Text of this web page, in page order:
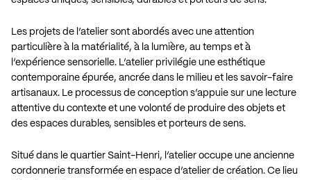
Les projets de l’atelier sont abordés avec une attention
particulière à la matérialité, à la lumière, au temps et à
l’expérience sensorielle. L’atelier privilégie une esthétique
contemporaine épurée, ancrée dans le milieu et les savoir-faire
artisanaux. Le processus de conception s’appuie sur une lecture
attentive du contexte et une volonté de produire des objets et
des espaces durables, sensibles et porteurs de sens.
Situé dans le quartier Saint-Henri, l’atelier occupe une ancienne
cordonnerie transformée en espace d’atelier de création. Ce lieu